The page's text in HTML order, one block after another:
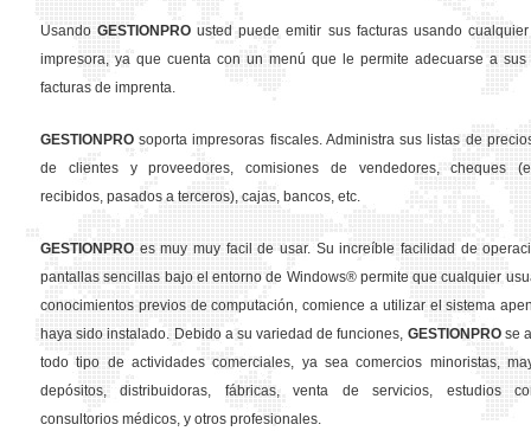
Usando GESTION PRO usted puede emitir sus facturas usando
impresora, ya que cuenta con un menú que le permite adecuarse a sus
facturas de imprenta.
GESTION PRO soporta impresoras fiscales. Administra sus listas de
de clientes y proveedores, comisiones de vendedores, cheques
recibidos, pasados a terceros), cajas, bancos, etc.
GESTION PRO es muy muy facil de usar. Su increíble facilidad de
pantallas sencillas bajo el entorno de Windows® permite que cualquier
conocimientos previos de computación, comience a utilizar el sistema
haya sido instalado. Debido a su variedad de funciones, GESTION PROse
todo tipo de actividades comerciales, ya sea comercios minoristas,
depósitos, distribuidoras, fábricas, venta de servicios, estudios
consultorios médicos, y otros profesionales.